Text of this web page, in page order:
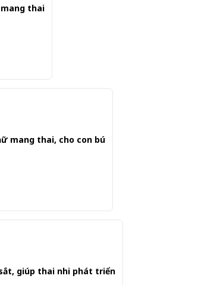
mang thai
mang thai, cho con bú
sắt, giúp thai nhi phát triển